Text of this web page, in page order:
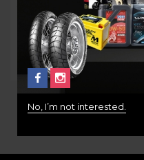
GUANTES FOX 180 SKEW
WOMEN M
$100.000
No, I’m not interested.